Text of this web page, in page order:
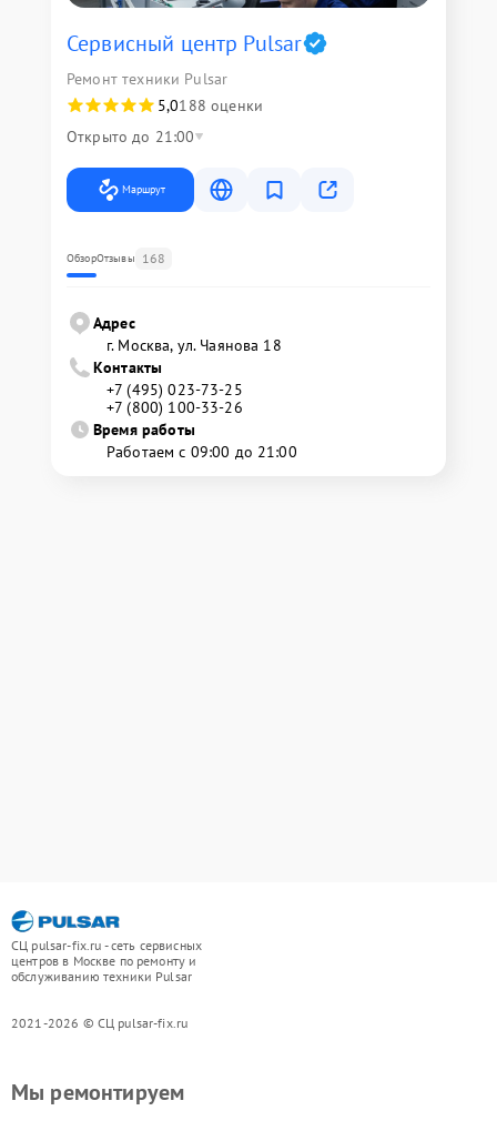
Сервисный центр Pulsar
Ремонт техники Pulsar
5,0188 оценки
Открыто до 21:00
Маршрут
ОбзорОтзывы 168
Адрес
г. Москва, ул. Чаянова 18
Контакты
+7 (495) 023-73-25
+7 (800) 100-33-26
Время работы
Работаем с 09:00 до 21:00
СЦ pulsar-fix.ru - сеть сервисных
центров в Москве по ремонту и
обслуживанию техники Pulsar
2021-2026 © СЦ pulsar-fix.ru
Мы ремонтируем